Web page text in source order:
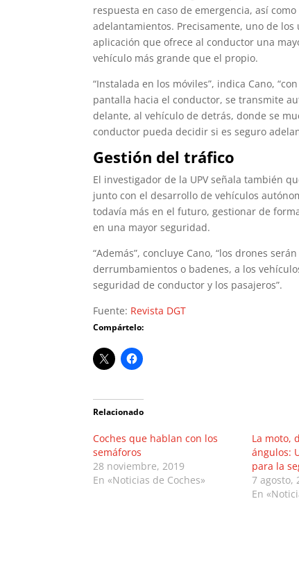
respuesta en caso de emergencia, así
adelantamientos. Precisamente, uno de
aplicación que ofrece al conductor una
vehículo más grande que el propio.
“Instalada en los móviles”, indica Cano,
pantalla hacia el conductor, se transmite
delante, al vehículo de detrás, donde se
conductor pueda decidir si es seguro
Gestión del tráfico
El investigador de la UPV señala también
junto con el desarrollo de vehículos
todavía más en el futuro, gestionar de
en una mayor seguridad.
“Además”, concluye Cano, “los drones
derrumbamientos o badenes, a los
seguridad de conductor y los pasajeros”.
Fuente: Revista DGT
Compártelo:
Relacionado
Coches que hablan con los
semáforos
28 noviembre, 2019
En «Noticias de Coches»
La moto,
ángulos:
para la
7 agosto,
En